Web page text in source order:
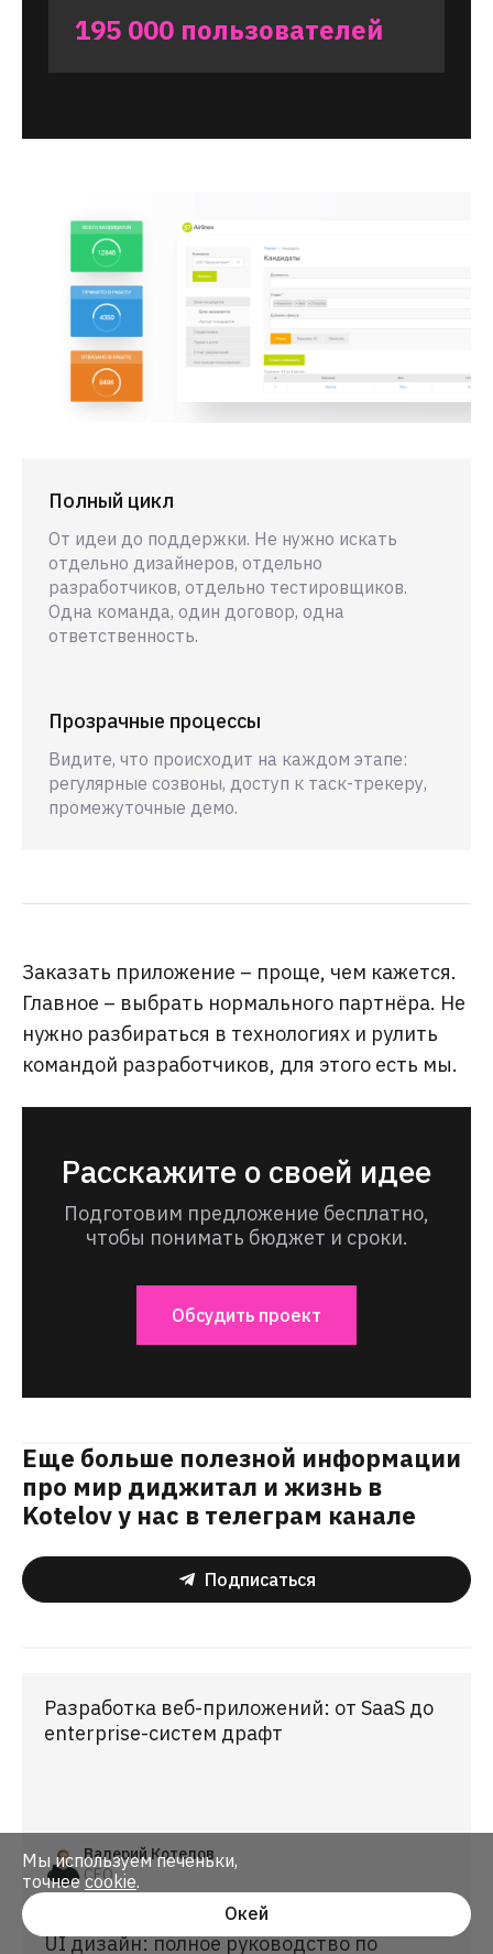
195 000 пользователей
Полный цикл
От идеи до поддержки. Не нужно искать
отдельно дизайнеров, отдельно
разработчиков, отдельно тестировщиков.
Одна команда, один договор, одна
ответственность.
Прозрачные процессы
Видите, что происходит на каждом этапе:
регулярные созвоны, доступ к таск-трекеру,
промежуточные демо.
Заказать приложение – проще, чем кажется.
Главное – выбрать нормального партнёра. Не
нужно разбираться в технологиях и рулить
командой разработчиков, для этого есть мы.
Расскажите о своей идее
Подготовим предложение бесплатно,
чтобы понимать бюджет и сроки.
Обсудить проект
Еще больше полезной информации
про мир диджитал и жизнь в
Kotelov у нас в телеграм канале
Подписаться
Разработка веб-приложений: от SaaS до
enterprise-систем драфт
Валерий Котелов
CEO
UI дизайн: полное руководство по
Мы используем печеньки,
точнее cookie.
Окей